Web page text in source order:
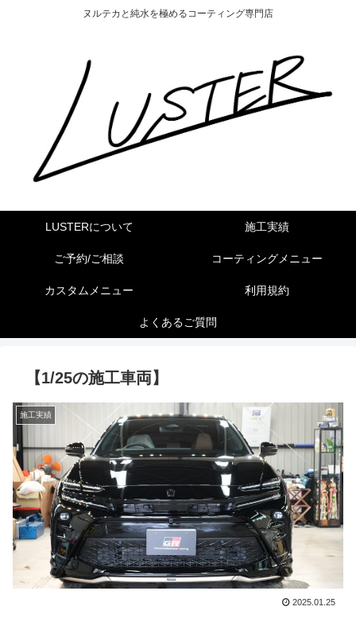
ヌルテカと純水を極めるコーティング専門店
LUSTERについて 施工実績
ご予約/ご相談 コーティングメニュー
カスタムメニュー 利用規約
よくあるご質問
【1/25の施工車両】
施工実績
2025.01.25